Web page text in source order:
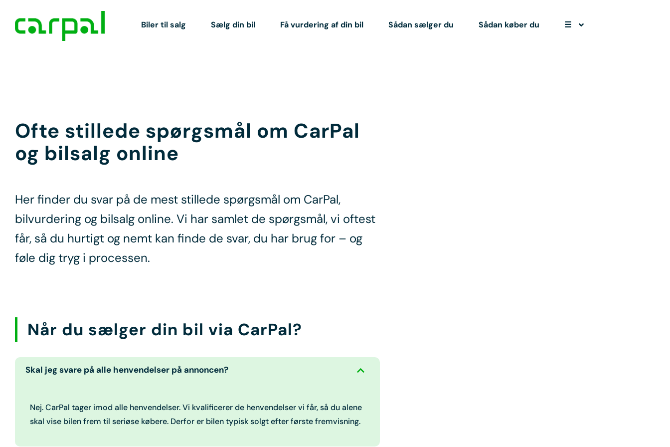
Biler til salg Sælg din bil Få vurdering af din bil Sådan sælger du Sådan køber du ☰
Ofte stillede spørgsmål om CarPal
og bilsalg online
Her finder du svar på de mest stillede spørgsmål om CarPal,
bilvurdering og bilsalg online. Vi har samlet de spørgsmål, vi oftest
får, så du hurtigt og nemt kan finde de svar, du har brug for – og
føle dig tryg i processen.
Når du sælger din bil via CarPal?
Skal jeg svare på alle henvendelser på annoncen?
Nej. CarPal tager imod alle henvendelser. Vi kvalificerer de henvendelser vi får, så du alene
skal vise bilen frem til seriøse købere. Derfor er bilen typisk solgt efter første fremvisning.